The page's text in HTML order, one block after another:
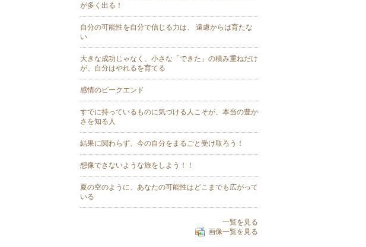
が多く出る！
自分の可能性を自分で信じる力は、 遠慮からは育たな
い
大きな成功じゃなく、小さな「できた」の積み重ねだけ
が、自分はやれるを育てる
感情のピークエンド
すでに持っているものに気づける人こそが、本当の豊か
さを知る人
結果に関わらず、今の自分をまるごと受け取ろう！
想像できないような旅をしよう！！
夏の空のように、あなたの可能性はどこまでも広がって
いる
一覧を見る
画像一覧を見る